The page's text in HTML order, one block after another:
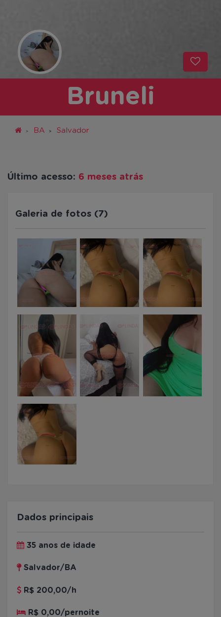
Bruneli
BA Salvador
Último acesso: 6 meses atrás
Galeria de fotos (7)
Dados principais
35 anos de idade
Salvador/BA
R$ 200,00/h
R$ 0,00/pernoite